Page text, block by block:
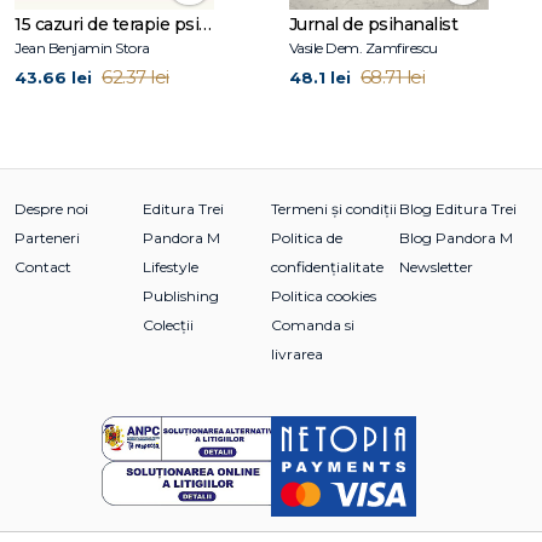
Cuprins
Corpul meu, trauma mea, eul meu, din perspectiva teoriei
și terapiei traumei psihice orientate către identitate (TTPOI)
Trauma: o cheie pentru înțelegerea suferinței fizice (Harald
Banzhaf)
Inima mea, iubirea mea, trauma mea (Dagmar Strauss)
Alimentația, sistemul digestiv și trauma (Evelyn Hähnel)
Constipația severă (Beate Herrmann)
Respirația mea, plămânii mei, trauma mea (Patrizia
Manukian)
Ochii mei, trauma mea, eul meu (Aurora Wolf)
Durerile cronice — consecințe ale traumei (Annemarie
15 cazuri de terapie psihosomatică
Jean Benjamin Stora
43.66 lei 62.37 lei
Jurnal de psihanalist
Vasile Dem. Zamfirescu
48.1 lei 68.71 lei
Despre noi
Parteneri
Contact
Editura Trei
Pandora M
Lifestyle
Publishing
Colecții
Termeni și condiții
Politica de
confidențialitate
Politica cookies
Comanda si
livrarea
Blog Editura Trei
Blog Pandora M
Newsletter